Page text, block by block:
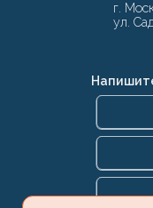
г.
ул.